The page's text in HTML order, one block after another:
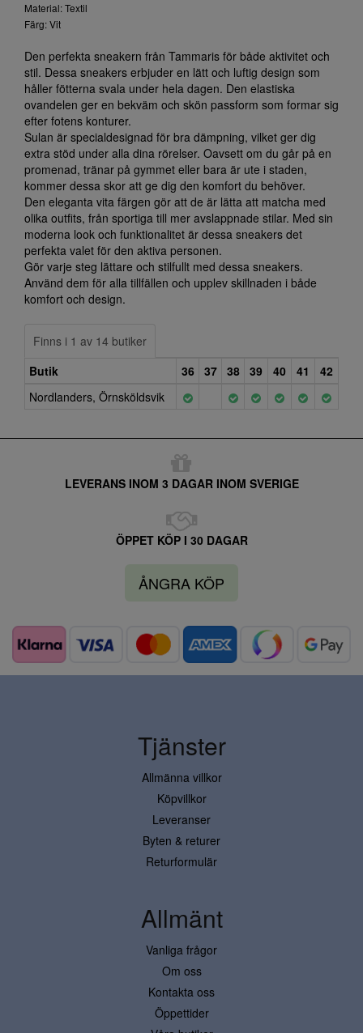
Material: Textil
Färg: Vit
Den perfekta sneakern från Tammaris för både aktivitet och
stil. Dessa sneakers erbjuder en lätt och luftig design som
håller fötterna svala under hela dagen. Den elastiska
ovandelen ger en bekväm och skön passform som formar sig
efter fotens konturer.
Sulan är specialdesignad för bra dämpning, vilket ger dig
extra stöd under alla dina rörelser. Oavsett om du går på en
promenad, tränar på gymmet eller bara är ute i staden,
kommer dessa skor att ge dig den komfort du behöver.
Den eleganta vita färgen gör att de är lätta att matcha med
olika outfits, från sportiga till mer avslappnade stilar. Med sin
moderna look och funktionalitet är dessa sneakers det
perfekta valet för den aktiva personen.
Gör varje steg lättare och stilfullt med dessa sneakers.
Använd dem för alla tillfällen och upplev skillnaden i både
komfort och design.
Finns i 1 av 14 butiker
Butik
36 37 38 39 40 41
42
Nordlanders, Örnsköldsvik
LEVERANS INOM 3 DAGAR INOM SVERIGE
ÖPPET KÖP I 30 DAGAR
ÅNGRA KÖP
Tjänster
Allmänna villkor
Köpvillkor
Leveranser
Byten & returer
Returformulär
Allmänt
Vanliga frågor
Om oss
Kontakta oss
Öppettider